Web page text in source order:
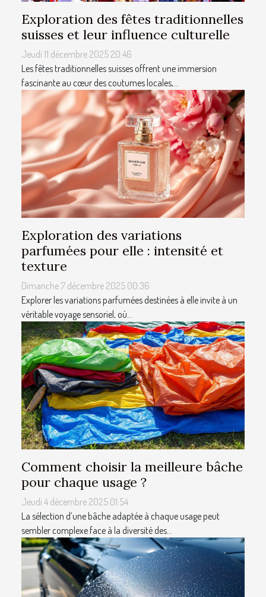
Exploration des fêtes traditionnelles
suisses et leur influence culturelle
Jeudi 11 décembre 2025 20:46
Les fêtes traditionnelles suisses offrent une immersion
fascinante au cœur des coutumes locales,...
Exploration des variations
parfumées pour elle : intensité et
texture
Dimanche 7 décembre 2025 00:36
Explorer les variations parfumées destinées à elle invite à un
véritable voyage sensoriel, où...
Comment choisir la meilleure bâche
pour chaque usage ?
Jeudi 4 décembre 2025 01:54
La sélection d’une bâche adaptée à chaque usage peut
sembler complexe face à la diversité des...